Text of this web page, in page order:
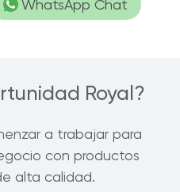
WhatsApp Chat
Royal?
a trabajar para
con productos
alta calidad.